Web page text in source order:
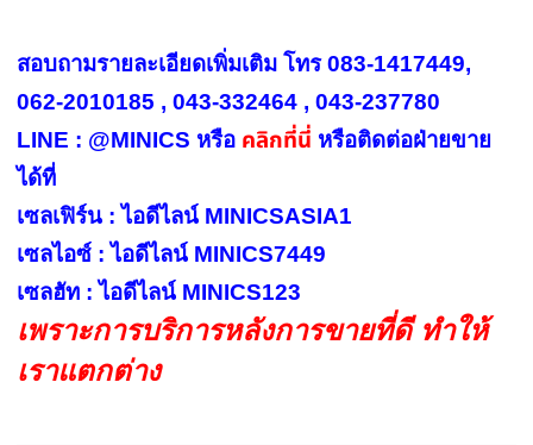
สอบถามรายละเอียดเพิ่มเติม โทร 083-1417449,
062-2010185 , 043-332464 , 043-237780
LINE : @MINICS หรือ คลิกที่นี่ หรือติดต่อฝ่ายขาย
ได้ที่
เซลเฟิร์น : ไอดีไลน์ MINICSASIA1
เซลไอซ์ : ไอดีไลน์ MINICS7449
เซลฮัท : ไอดีไลน์ MINICS123
เพราะการบริการหลังการขายที่ดี ทำให้
เราแตกต่าง